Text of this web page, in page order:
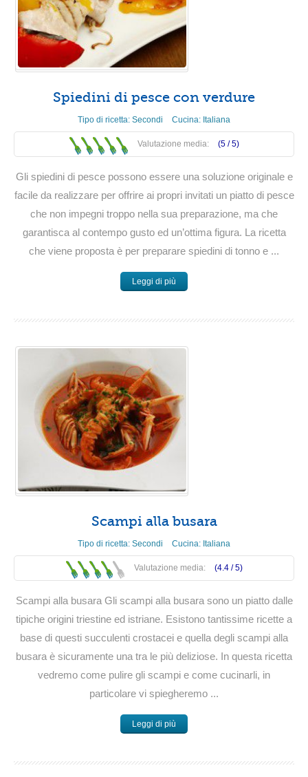
Spiedini di pesce con verdure
Tipo di ricetta: Secondi Cucina: Italiana
Valutazione media: (5 /5)
Gli spiedini di pesce possono essere una soluzione originale e
facile da realizzare per offrire ai propri invitati un piatto di pesce
che non impegni troppo nella sua preparazione, ma che
garantisca al contempo gusto ed un’ottima figura. La ricetta
che viene proposta è per preparare spiedini di tonno e ...
Leggi di più
Scampi alla busara
Tipo di ricetta: Secondi Cucina: Italiana
Valutazione media: (4.4 /5)
Scampi alla busara Gli scampi alla busara sono un piatto dalle
tipiche origini triestine ed istriane. Esistono tantissime ricette a
base di questi succulenti crostacei e quella degli scampi alla
busara è sicuramente una tra le più deliziose. In questa ricetta
vedremo come pulire gli scampi e come cucinarli, in
particolare vi spiegheremo ...
Leggi di più